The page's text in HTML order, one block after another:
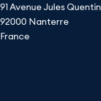
91 Avenue Jules Quentin
92000 Nanterre
France